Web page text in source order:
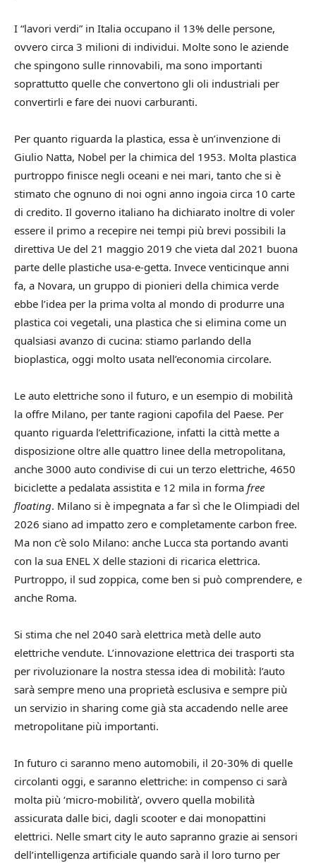
I “lavori verdi” in Italia occupano il 13% delle persone,
ovvero circa 3 milioni di individui. Molte sono le aziende
che spingono sulle rinnovabili, ma sono importanti
soprattutto quelle che convertono gli oli industriali per
convertirli e fare dei nuovi carburanti.
Per quanto riguarda la plastica, essa è un’invenzione di
Giulio Natta, Nobel per la chimica del 1953. Molta plastica
purtroppo finisce negli oceani e nei mari, tanto che si è
stimato che ognuno di noi ogni anno ingoia circa 10 carte
di credito. Il governo italiano ha dichiarato inoltre di voler
essere il primo a recepire nei tempi più brevi possibili la
direttiva Ue del 21 maggio 2019 che vieta dal 2021 buona
parte delle plastiche usa-e-getta. Invece venticinque anni
fa, a Novara, un gruppo di pionieri della chimica verde
ebbe l’idea per la prima volta al mondo di produrre una
plastica coi vegetali, una plastica che si elimina come un
qualsiasi avanzo di cucina: stiamo parlando della
bioplastica, oggi molto usata nell’economia circolare.
Le auto elettriche sono il futuro, e un esempio di mobilità
la offre Milano, per tante ragioni capofila del Paese. Per
quanto riguarda l’elettrificazione, infatti la città mette a
disposizione oltre alle quattro linee della metropolitana,
anche 3000 auto condivise di cui un terzo elettriche, 4650
biciclette a pedalata assistita e 12 mila in forma free
floating. Milano si è impegnata a far sì che le Olimpiadi del
2026 siano ad impatto zero e completamente carbon free.
Ma non c’è solo Milano: anche Lucca sta portando avanti
con la sua ENEL X delle stazioni di ricarica elettrica.
Purtroppo, il sud zoppica, come ben si può comprendere, e
anche Roma.
Si stima che nel 2040 sarà elettrica metà delle auto
elettriche vendute. L’innovazione elettrica dei trasporti sta
per rivoluzionare la nostra stessa idea di mobilità: l’auto
sarà sempre meno una proprietà esclusiva e sempre più
un servizio in sharing come già sta accadendo nelle aree
metropolitane più importanti.
In futuro ci saranno meno automobili, il 20-30% di quelle
circolanti oggi, e saranno elettriche: in compenso ci sarà
molta più ‘micro-mobilità’, ovvero quella mobilità
assicurata dalle bici, dagli scooter e dai monopattini
elettrici. Nelle smart city le auto sapranno grazie ai sensori
dell’intelligenza artificiale quando sarà il loro turno per